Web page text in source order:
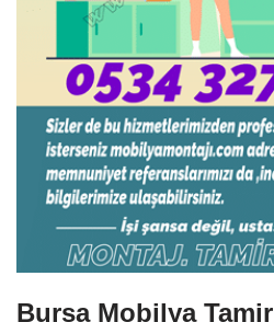
Bursa Mobilya Tamir